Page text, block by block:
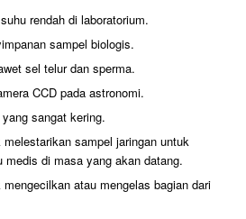
rendah di laboratorium.
sampel biologis.
sel telur dan sperma.
CCD pada astronomi.
sangat kering.
sampel jaringan untuk
medis di masa yang akan datang.
atau mengelas bagian dari